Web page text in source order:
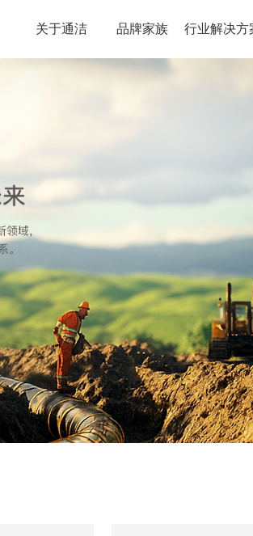
关于通洁 品牌家族 行业解决方